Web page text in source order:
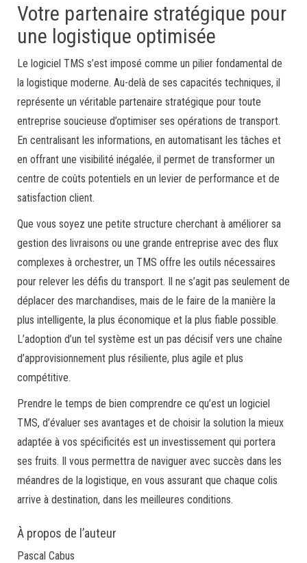
Votre partenaire stratégique pour
une logistique optimisée
Le logiciel TMS s’est imposé comme un pilier fondamental de
la logistique moderne. Au-delà de ses capacités techniques, il
représente un véritable partenaire stratégique pour toute
entreprise soucieuse d’optimiser ses opérations de transport.
En centralisant les informations, en automatisant les tâches et
en offrant une visibilité inégalée, il permet de transformer un
centre de coûts potentiels en un levier de performance et de
satisfaction client.
Que vous soyez une petite structure cherchant à améliorer sa
gestion des livraisons ou une grande entreprise avec des flux
complexes à orchestrer, un TMS offre les outils nécessaires
pour relever les défis du transport. Il ne s’agit pas seulement de
déplacer des marchandises, mais de le faire de la manière la
plus intelligente, la plus économique et la plus fiable possible.
L’adoption d’un tel système est un pas décisif vers une chaîne
d’approvisionnement plus résiliente, plus agile et plus
compétitive.
Prendre le temps de bien comprendre ce qu’est un logiciel
TMS, d’évaluer ses avantages et de choisir la solution la mieux
adaptée à vos spécificités est un investissement qui portera
ses fruits. Il vous permettra de naviguer avec succès dans les
méandres de la logistique, en vous assurant que chaque colis
arrive à destination, dans les meilleures conditions.
À propos de l’auteur
Pascal Cabus